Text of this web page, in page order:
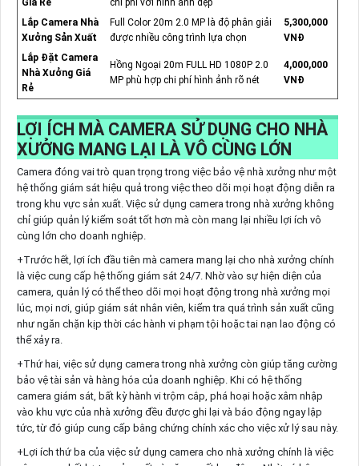
Lắp Camera Nhà
Xưởng Sản Xuất
Full Color 20m 2.0 MP là độ phân giải
được nhiều công trình lựa chọn
5,300,000
VNĐ
Lắp Đặt Camera
Nhà Xưởng Giá
Rẻ
Hồng Ngoại 20m FULL HD 1080P 2.0
MP phù hợp chi phí hình ảnh rõ nét
4,000,000
VNĐ
LỢI ÍCH MÀ CAMERA SỬ DỤNG CHO NHÀ
XƯỞNG MANG LẠI LÀ VÔ CÙNG LỚN
Camera đóng vai trò quan trọng trong việc bảo vệ nhà xưởng như một
hệ thống giám sát hiệu quả trong việc theo dõi mọi hoạt động diễn ra
trong khu vực sản xuất. Việc sử dụng camera trong nhà xưởng không
chỉ giúp quản lý kiểm soát tốt hơn mà còn mang lại nhiều lợi ích vô
cùng lớn cho doanh nghiệp.
+Trước hết, lợi ích đầu tiên mà camera mang lại cho nhà xưởng chính
là việc cung cấp hệ thống giám sát 24/7. Nhờ vào sự hiện diện của
camera, quản lý có thể theo dõi mọi hoạt động trong nhà xưởng mọi
lúc, mọi nơi, giúp giám sát nhân viên, kiểm tra quá trình sản xuất cũng
như ngăn chặn kịp thời các hành vi phạm tội hoặc tai nạn lao động có
thể xảy ra.
+Thứ hai, việc sử dụng camera trong nhà xưởng còn giúp tăng cường
bảo vệ tài sản và hàng hóa của doanh nghiệp. Khi có hệ thống
camera giám sát, bất kỳ hành vi trộm cắp, phá hoại hoặc xâm nhập
vào khu vực của nhà xưởng đều được ghi lại và báo động ngay lập
tức, từ đó giúp cung cấp bằng chứng chính xác cho việc xử lý sau này.
+Lợi ích thứ ba của việc sử dụng camera cho nhà xưởng chính là việc